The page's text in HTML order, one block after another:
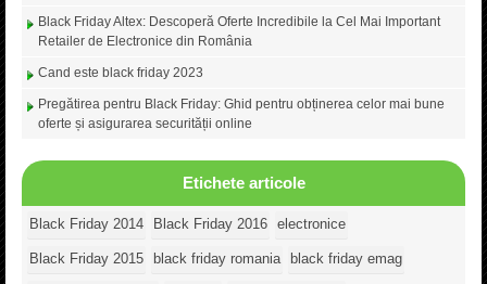
Black Friday Altex: Descoperă Oferte Incredibile la Cel Mai Important
Retailer de Electronice din România
Cand este black friday 2023
Pregătirea pentru Black Friday: Ghid pentru obținerea celor mai bune
oferte și asigurarea securității online
Etichete articole
Black Friday 2014 Black Friday 2016 electronice
Black Friday 2015 black friday romania black friday emag